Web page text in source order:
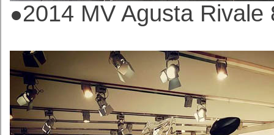
●2014 MV Agusta Rivale